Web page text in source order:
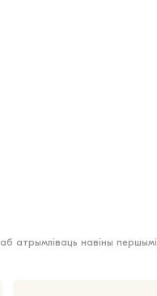
атрымліваць навіны першымі